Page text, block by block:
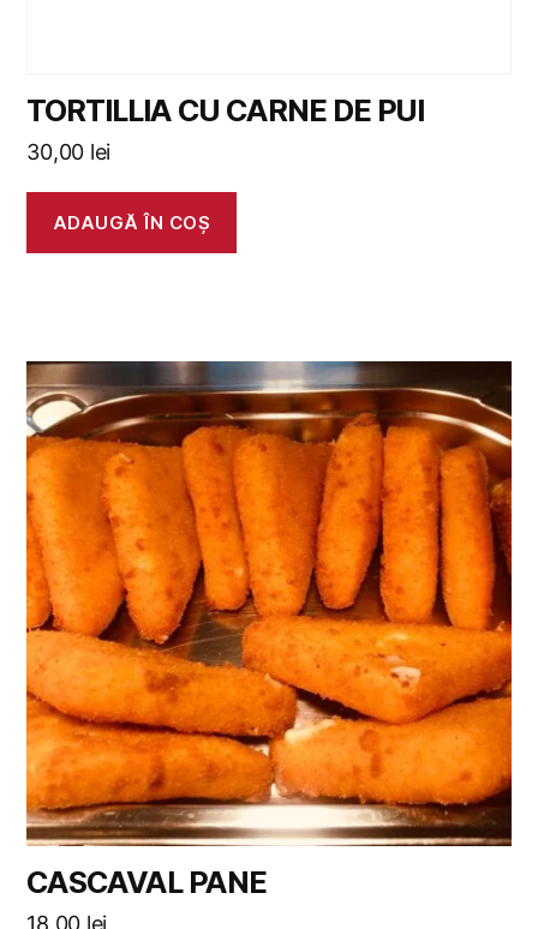
TORTILLIA CU CARNE DE PUI
30,00 lei
ADAUGĂ ÎN COȘ
CASCAVAL PANE
18,00 lei